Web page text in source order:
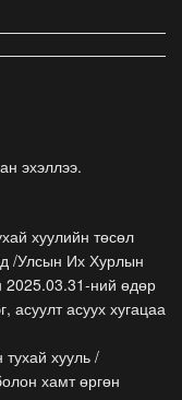
эхэллээ.
хуулийн төсөл
/Улсын Их Хурлын
ний өдөр
асуулт асуух хугацаа
хууль /
хамт өргөн